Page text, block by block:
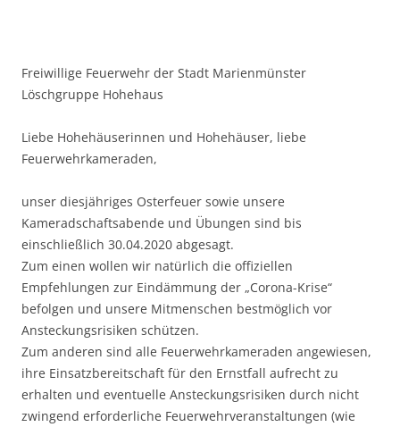
Freiwillige Feuerwehr der Stadt Marienmünster
Löschgruppe Hohehaus
Liebe Hohehäuserinnen und Hohehäuser, liebe
Feuerwehrkameraden,
unser diesjähriges Osterfeuer sowie unsere
Kameradschaftsabende und Übungen sind bis
einschließlich 30.04.2020 abgesagt.
Zum einen wollen wir natürlich die offiziellen
Empfehlungen zur Eindämmung der „Corona-Krise“
befolgen und unsere Mitmenschen bestmöglich vor
Ansteckungsrisiken schützen.
Zum anderen sind alle Feuerwehrkameraden angewiesen,
ihre Einsatzbereitschaft für den Ernstfall aufrecht zu
erhalten und eventuelle Ansteckungsrisiken durch nicht
zwingend erforderliche Feuerwehrveranstaltungen (wie